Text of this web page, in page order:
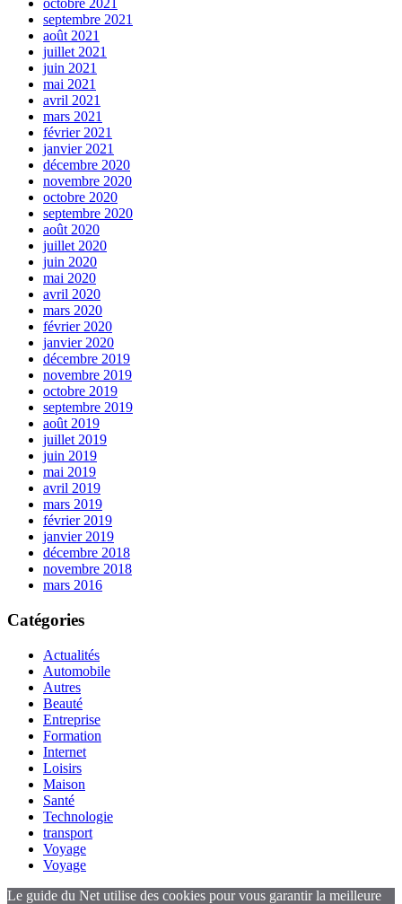
octobre 2021
septembre 2021
août 2021
juillet 2021
juin 2021
mai 2021
avril 2021
mars 2021
février 2021
janvier 2021
décembre 2020
novembre 2020
octobre 2020
septembre 2020
août 2020
juillet 2020
juin 2020
mai 2020
avril 2020
mars 2020
février 2020
janvier 2020
décembre 2019
novembre 2019
octobre 2019
septembre 2019
août 2019
juillet 2019
juin 2019
mai 2019
avril 2019
mars 2019
février 2019
janvier 2019
décembre 2018
novembre 2018
mars 2016
Catégories
Actualités
Automobile
Autres
Beauté
Entreprise
Formation
Internet
Loisirs
Maison
Santé
Technologie
transport
Voyage
Voyage
Le guide du Net utilise des cookies pour vous garantir la meilleure